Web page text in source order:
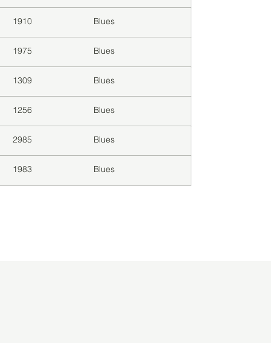
1910 Blues
1975 Blues
1309 Blues
1256 Blues
2985 Blues
1983 Blues